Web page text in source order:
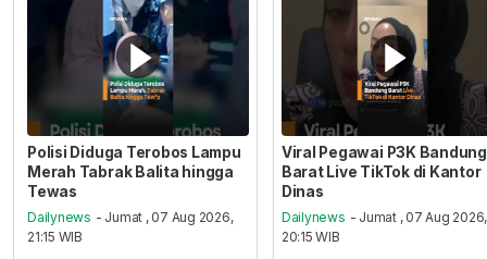
Polisi Diduga Terobos Lampu
Merah Tabrak Balita hingga
Tewas
Dailynews - Jumat , 07 Aug 2026,
21:15 WIB
Viral Pegawai P3K Bandung
Barat Live TikTok di Kantor
Dinas
Dailynews - Jumat , 07 Aug 2026,
20:15 WIB